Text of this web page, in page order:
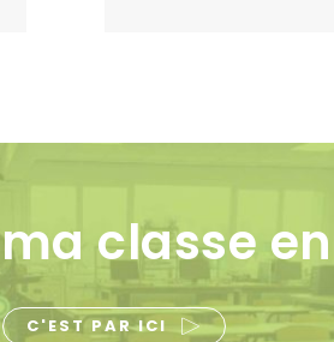
classe
C'EST PAR ICI